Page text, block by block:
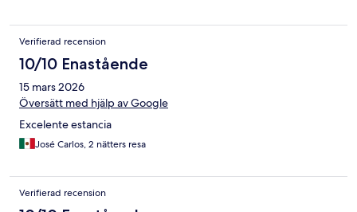
Verifierad recension
10/10 Enastående
15 mars 2026
Översätt med hjälp av Google
Excelente estancia
José Carlos, 2 nätters resa
Verifierad recension